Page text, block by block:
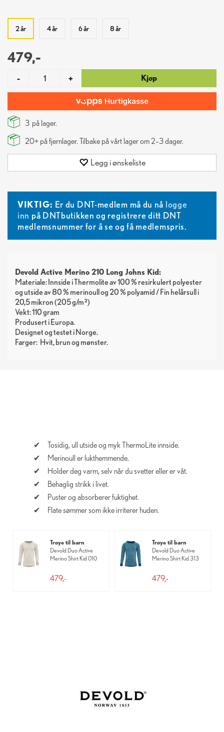
2 år 4 år 6 år 8 år
479,-
- + Kjøp
3 på lager.
20+ på fjernlager. Tilbake på vårt lager om 2–3 dager.
Legg i ønskeliste
VIKTIG: Er du DNT-medlem må du nå logge
inn på DNTbutikken og registrere ditt DNT
medlemsnummer for å se og få medlemspris.
Devold Active Merino 210 Long Johns Kid:
Materiale: Innside i Thermolite av 100 % resirkulert polyester
og utside av 80 % merinoull og 20 % polyamid / Fin helårsull i
20,5 mikron (205 g/m²)
Vekt: 110 gram
Produsert i Europa.
Designet og testet i Norge.
Farger: Hvit brun mønster
Tosidig, ull utside og myk ThermoLite innside.
Merinoull er lukthemmende.
Holder deg varm, selv når du svetter eller er våt.
Behaglig strikk i livet.
Puster og absorberer fuktighet.
Flate sømmer som ikke irriterer huden.
Trøye til barn
Devold Duo Active
Merino Shirt Kid 010
479,-
Trøye til barn
Devold Duo Active
Merino Shirt Kid 313
479,-